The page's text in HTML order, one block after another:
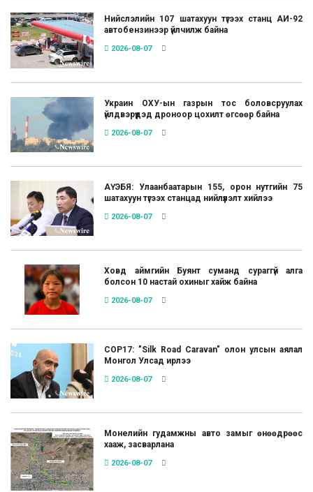
Нийслэлийн 107 шатахуун түгээх станц АИ-92
автобензинээр үйлчилж байна
2026-08-07
Украин ОХУ-ын газрын тос боловсруулах
үйлдвэрүүдэд дроноор цохилт өгсөөр байна
2026-08-07
АҮЭБЯ: Улаанбаатарын 155, орон нутгийн 75
шатахуун түгээх станцад нийлүүлэлт хийлээ
2026-08-07
Ховд аймгийн Буянт суманд сураггүй алга
болсон 10 настай охиныг хайж байна
2026-08-07
COP17: "Silk Road Caravan" олон улсын аялал
Монгол Улсад ирлээ
2026-08-07
Монелийн гудамжны авто замыг өнөөдрөөс
хааж, засварлана
2026-08-07